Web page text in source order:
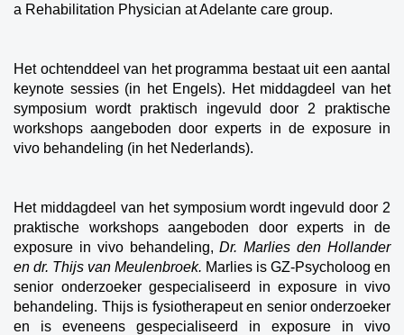
a Rehabilitation Physician at Adelante care group.
Het ochtenddeel van het programma bestaat uit een aantal
keynote sessies (in het Engels). Het middagdeel van het
symposium wordt praktisch ingevuld door 2 praktische
workshops aangeboden door experts in de exposure in
vivo behandeling (in het Nederlands).
Het middagdeel van het symposium wordt ingevuld door 2
praktische workshops aangeboden door experts in de
exposure in vivo behandeling,Dr. Marlies den Hollander
en dr. Thijs van Meulenbroek. Marlies is GZ-Psycholoog en
senior onderzoeker gespecialiseerd in exposure in vivo
behandeling. Thijs is fysiotherapeut en senior onderzoeker
en is eveneens gespecialiseerd in exposure in vivo